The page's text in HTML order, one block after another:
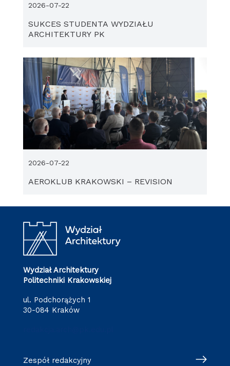
SUKCES STUDENTA WYDZIAŁU
ARCHITEKTURY PK
2026-07-22
AEROKLUB KRAKOWSKI – REVISION
2026-07-22
Wydział Architektury
Politechniki Krakowskiej
ul. Podchorążych 1
30-084 Kraków
Zespół redakcyjny